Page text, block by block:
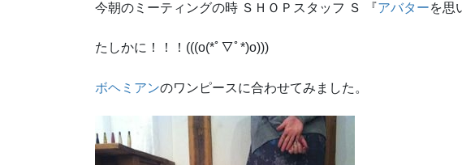
今朝のミーティングの時 ＳＨＯＰスタッフ Ｓ 『アバターを思
たしかに！！！(((o(*ﾟ▽ﾟ*)o)))
ボヘミアンのワンピースに合わせてみました。